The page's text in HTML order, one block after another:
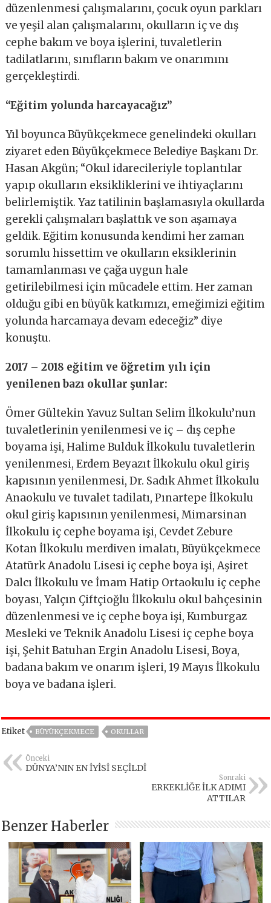
düzenlenmesi çalışmalarını, çocuk oyun parkları
ve yeşil alan çalışmalarını, okulların iç ve dış
cephe bakım ve boya işlerini, tuvaletlerin
tadilatlarını, sınıfların bakım ve onarımını
gerçekleştirdi.
“Eğitim yolunda harcayacağız”
Yıl boyunca Büyükçekmece genelindeki okulları
ziyaret eden Büyükçekmece Belediye Başkanı Dr.
Hasan Akgün; “Okul idarecileriyle toplantılar
yapıp okulların eksikliklerini ve ihtiyaçlarını
belirlemiştik. Yaz tatilinin başlamasıyla okullarda
gerekli çalışmaları başlattık ve son aşamaya
geldik. Eğitim konusunda kendimi her zaman
sorumlu hissettim ve okulların eksiklerinin
tamamlanması ve çağa uygun hale
getirilebilmesi için mücadele ettim. Her zaman
olduğu gibi en büyük katkımızı, emeğimizi eğitim
yolunda harcamaya devam edeceğiz” diye
konuştu.
2017 – 2018 eğitim ve öğretim yılı için
yenilenen bazı okullar şunlar:
Ömer Gültekin Yavuz Sultan Selim İlkokulu’nun
tuvaletlerinin yenilenmesi ve iç – dış cephe
boyama işi, Halime Bulduk İlkokulu tuvaletlerin
yenilenmesi, Erdem Beyazıt İlkokulu okul giriş
kapısının yenilenmesi, Dr. Sadık Ahmet İlkokulu
Anaokulu ve tuvalet tadilatı, Pınartepe İlkokulu
okul giriş kapısının yenilenmesi, Mimarsinan
İlkokulu iç cephe boyama işi, Cevdet Zebure
Kotan İlkokulu merdiven imalatı, Büyükçekmece
Atatürk Anadolu Lisesi iç cephe boya işi, Aşiret
Dalcı İlkokulu ve İmam Hatip Ortaokulu iç cephe
boyası, Yalçın Çiftçioğlu İlkokulu okul bahçesinin
düzenlenmesi ve iç cephe boya işi, Kumburgaz
Mesleki ve Teknik Anadolu Lisesi iç cephe boya
işi, Şehit Batuhan Ergin Anadolu Lisesi, Boya,
badana bakım ve onarım işleri, 19 Mayıs İlkokulu
boya ve badana işleri.
Etiket BÜYÜKÇEKMECE OKULLAR
Önceki
DÜNYA’NIN EN İYİSİ SEÇİLDİ
Sonraki
ERKEKLİĞE İLK ADIMI
ATTILAR
Benzer Haberler